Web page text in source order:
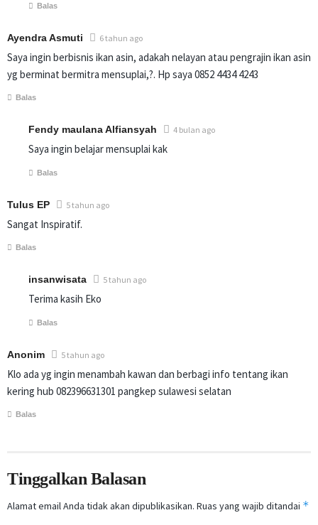
Balas
Ayendra Asmuti 6 tahun ago
Saya ingin berbisnis ikan asin, adakah nelayan atau pengrajin ikan asin
yg berminat bermitra mensuplai,?. Hp saya 0852 4434 4243
Balas
Fendy maulana Alfiansyah 4 bulan ago
Saya ingin belajar mensuplai kak
Balas
Tulus EP 5 tahun ago
Sangat Inspiratif.
Balas
insanwisata 5 tahun ago
Terima kasih Eko
Balas
Anonim 5 tahun ago
Klo ada yg ingin menambah kawan dan berbagi info tentang ikan
kering hub 082396631301 pangkep sulawesi selatan
Balas
Tinggalkan Balasan
Alamat email Anda tidak akan dipublikasikan. Ruas yang wajib ditandai *